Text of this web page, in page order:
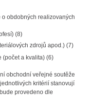
obdobných realizovaných
(8)
zdrojů apod.) (7)
(počet a kvalita) (6)
obchodní veřejné soutěže
kritérií stanovují
provedeno dle